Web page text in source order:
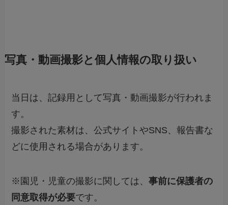
写真・動画撮影と個人情報の取り扱い
当日は、記録用として写真・動画撮影が行われま
す。
撮影された素材は、公式サイトやSNS、報告書な
どに使用される場合があります。
※園児・児童の撮影に関しては、事前に保護者の
同意取得が必要です。